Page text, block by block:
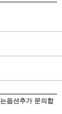
옵션추가 문의합